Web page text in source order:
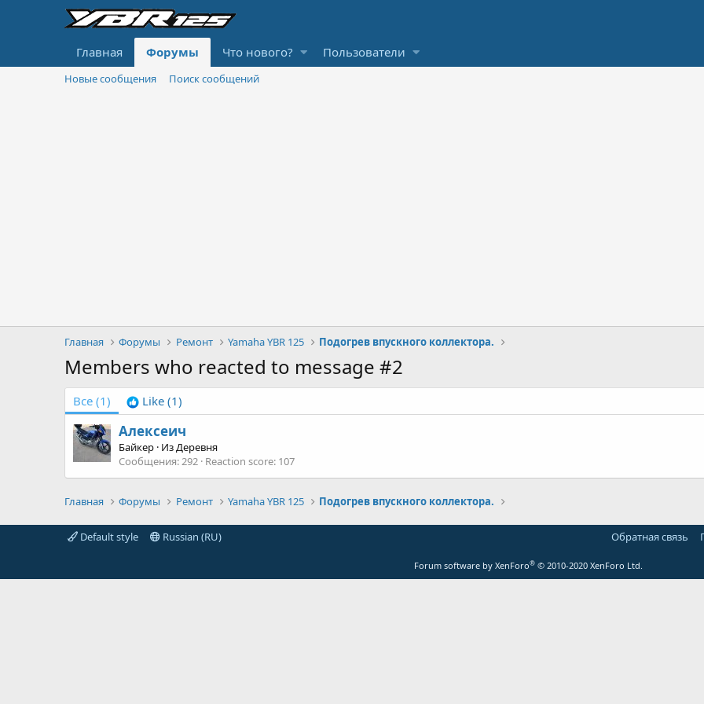
Главная Форумы Что нового? Пользователи
Новые сообщения Поиск сообщений
Главная Форумы Ремонт Yamaha YBR 125 Подогрев впускного коллектора.
Members who reacted to message #2
Все (1) Like (1)
Алексеич
Байкер · ИзДеревня
Сообщения 292 Reaction score 107
Главная Форумы Ремонт Yamaha YBR 125 Подогрев впускного коллектора.
Default style Russian (RU) Обратная связь
Forum software by XenForo® © 2010-2020 XenForo Ltd.